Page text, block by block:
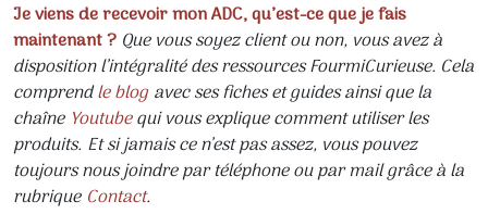
Je viens de recevoir mon ADC, qu’est-ce que je fais
maintenant ? Que vous soyez client ou non, vous avez à
disposition l’intégralité des ressources FourmiCurieuse. Cela
comprendle blog avec ses fiches et guides ainsi que la
chaîne Youtubequi vous explique comment utiliser les
produits. Et si jamais ce n’est pas assez, vous pouvez
toujours nous joindre par téléphone ou par mail grâce à la
rubrique Contact.